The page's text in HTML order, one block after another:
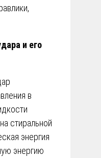
и его
в
стиральной
энергия
энергию